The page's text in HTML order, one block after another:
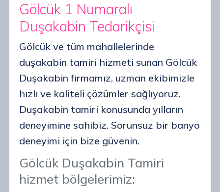
Gölcük 1 Numaralı
Duşakabin Tedarikçisi
Gölcük ve tüm mahallelerinde
duşakabin tamiri hizmeti sunan Gölcük
Duşakabin firmamız, uzman ekibimizle
hızlı ve kaliteli çözümler sağlıyoruz.
Duşakabin tamiri konusunda yılların
deneyimine sahibiz. Sorunsuz bir banyo
deneyimi için bize güvenin.
Gölcük Duşakabin Tamiri
hizmet bölgelerimiz: